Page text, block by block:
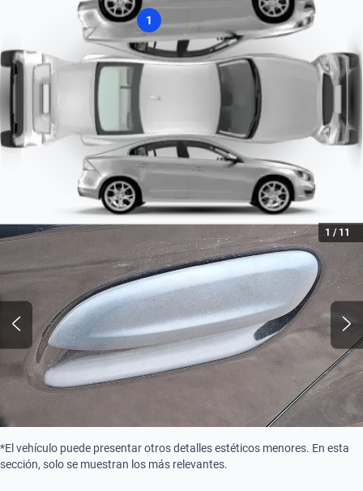
1
1 / 11
*El vehículo puede presentar otros detalles estéticos menores. En esta
sección, solo se muestran los más relevantes.